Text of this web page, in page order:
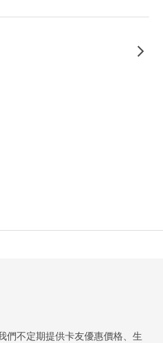
們不定期提供卡友優惠價格、生